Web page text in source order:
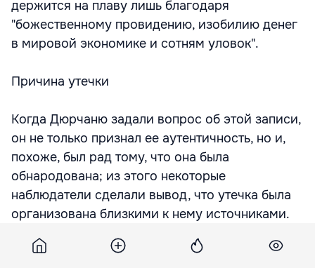
держится на плаву лишь благодаря
"божественному провидению, изобилию денег
в мировой экономике и сотням уловок".
Причина утечки
Когда Дюрчаню задали вопрос об этой записи,
он не только признал ее аутентичность, но и,
похоже, был рад тому, что она была
обнародована; из этого некоторые
наблюдатели сделали вывод, что утечка была
организована близкими к нему источниками.
"Она позволяет снизить накал страстей по